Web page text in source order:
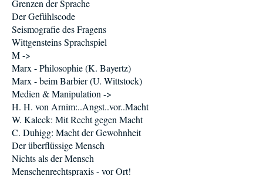
Grenzen der Sprache
Der Gefühlscode
Seismografie des Fragens
Wittgensteins Sprachspiel
M ->
Marx - Philosophie (K. Bayertz)
Marx - beim Barbier (U. Wittstock)
Medien & Manipulation ->
H. H. von Arnim:..Angst..vor..Macht
W. Kaleck: Mit Recht gegen Macht
C. Duhigg: Macht der Gewohnheit
Der überflüssige Mensch
Nichts als der Mensch
Menschenrechtspraxis - vor Ort!